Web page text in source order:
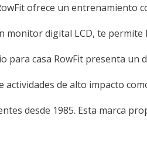
ofrece un entrenamiento
monitor digital LCD, te
para casa RowFit presenta
actividades de alto impacto
desde 1985. Esta marca